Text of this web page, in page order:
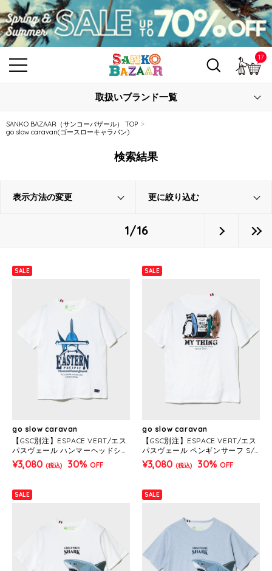
17カ
取扱いブランド一覧
SANKO BAZAAR（サンコーバザール） TOP
go slow caravan(ゴースローキャラバン)
検索結果
表示方法の変更 更に絞り込む
1/16
SALE
go slow caravan
【GSC別注】ESPACE VERT/エス
パスヴェール ハンマーヘッドシャ
ーク S/S TEE (MENS)
¥3,080 (税込) 30% OFF
SALE
go slow caravan
【GSC別注】ESPACE VERT/エス
パスヴェール ペンギンサーフ S/S
TEE (MENS)
¥3,080 (税込) 30% OFF
SALE SALE